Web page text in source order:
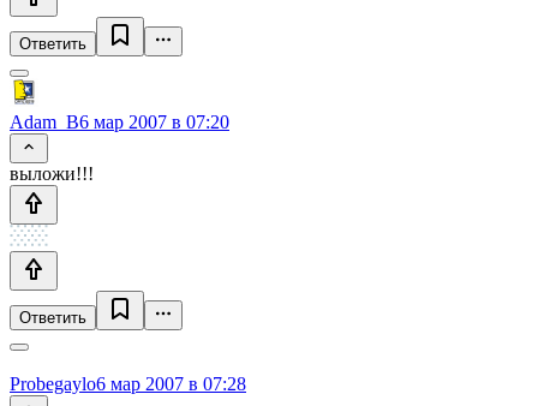
Ответить
Adam_B6 мар 2007 в 07:20
выложи!!!
Ответить
Probegaylo6 мар 2007 в 07:28